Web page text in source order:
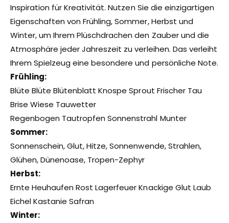
Inspiration für Kreativität. Nutzen Sie die einzigartigen
Eigenschaften von Frühling, Sommer, Herbst und
Winter, um Ihrem Plüschdrachen den Zauber und die
Atmosphäre jeder Jahreszeit zu verleihen. Das verleiht
Ihrem Spielzeug eine besondere und persönliche Note.
Frühling:
Blüte Blüte Blütenblatt Knospe Sprout Frischer Tau
Brise Wiese Tauwetter
Regenbogen Tautropfen Sonnenstrahl Munter
Sommer:
Sonnenschein, Glut, Hitze, Sonnenwende, Strahlen,
Glühen, Dünenoase, Tropen-Zephyr
Herbst:
Ernte Heuhaufen Rost Lagerfeuer Knackige Glut Laub
Eichel Kastanie Safran
Winter: